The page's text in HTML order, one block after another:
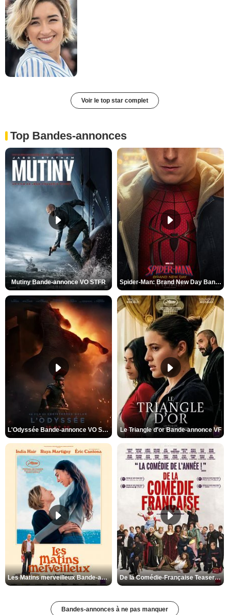
Voir le top star complet
Top Bandes-annonces
Mutiny Bande-annonce VO STFR Spider-Man: Brand New Day Bande-annonce VO STFR
L'Odyssée Bande-annonce VO STFR Le Triangle d'or Bande-annonce VF
Les Matins merveilleux Bande-annonce VF De la Comédie-Française Teaser VF
Bandes-annonces à ne pas manquer